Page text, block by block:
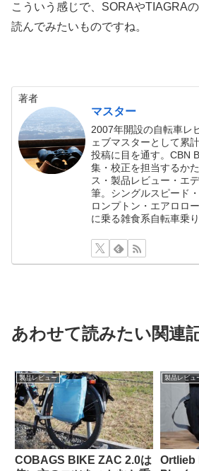
こういう感じで、SORAやTIAGRA
読んでみたいものですね。
著者
マスター
2007年開設の自転車レ
ェブマスターとして累
投稿に目を通す。CBN
集・校正を担当するか
ス・製品レビュー・エ
筆。シングルスピード
ロンプトン・エアロロ
に乗る雑食系自転車乗り
あわせて読みたい関連
製品レビュー
COBAGS BIKE ZAC 2.0は
製品レビュ
Ortlieb